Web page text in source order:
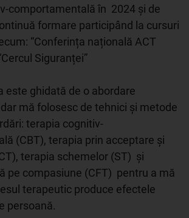
comportamentală în  2024 și de
formare participând la cursuri
“Conferința națională ACT
Siguranței”
este ghidată de o abordare
mă folosesc de tehnici și metode
terapia cognitiv-
(CBT), terapia prin acceptare și
terapia schemelor (ST)  și
pe compasiune (CFT)  pentru a mă
terapeutic produce efectele